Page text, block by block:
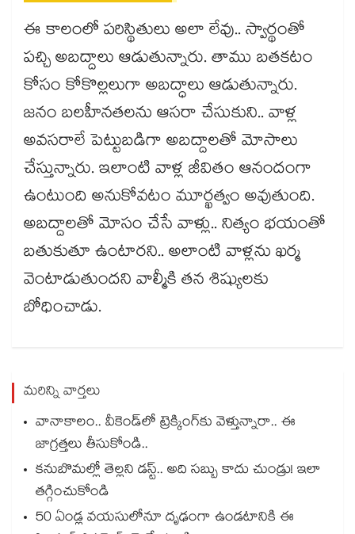
ఈ కాలంలో పరిస్థితులు అలా లేవు.. స్వార్థంతో
పచ్చి అబద్దాలు ఆడుతున్నారు. తాము బతకటం
కోసం కోకొల్లలుగా అబద్ధాలు ఆడుతున్నారు.
జనం బలహీనతలను ఆసరా చేసుకుని.. వాళ్ల
అవసరాలే పెట్టుబడిగా అబద్దాలతో మోసాలు
చేస్తున్నారు. ఇలాంటి వాళ్ల జీవితం ఆనందంగా
ఉంటుంది అనుకోవటం మూర్ఖత్వం అవుతుంది.
అబద్దాలతో మోసం చేసే వాళ్లు.. నిత్యం భయంతో
బతుకుతూ ఉంటారని.. అలాంటి వాళ్లను ఖర్మ
వెంటాడుతుందని వాల్మీకి తన శిష్యులకు
బోధించాడు.
మరిన్ని వార్తలు
వానాకాలం.. వీకెండ్‏లో ట్రెక్కింగ్‎కు వెళ్తున్నారా.. ఈ
జాగ్రత్తలు తీసుకోండి..
కనుబొమల్లో తెల్లని డస్ట్.. అది సబ్బు కాదు చుండ్రు! ఇలా
తగ్గించుకోండి
50 ఏండ్ల వయసులోనూ దృఢంగా ఉండటానికి ఈ